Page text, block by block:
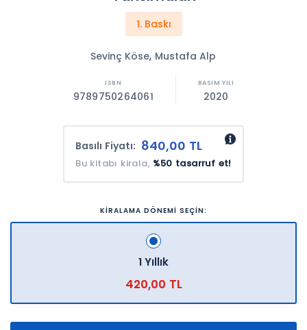
1. Baskı
Sevinç Köse, Mustafa Alp
9789750264061 2020
Basılı Fiyatı: 840,00 TL
Bu kitabı kirala, %50 tasarruf et!
KİRALAMA DÖNEMİ SEÇİN:
1 Yıllık
420,00 TL